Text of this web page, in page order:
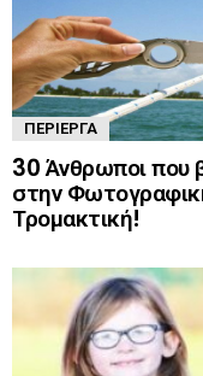
ΠΕΡΊΕΡΓΑ
30 Άνθρωποι που
στην
Τρομακτική!